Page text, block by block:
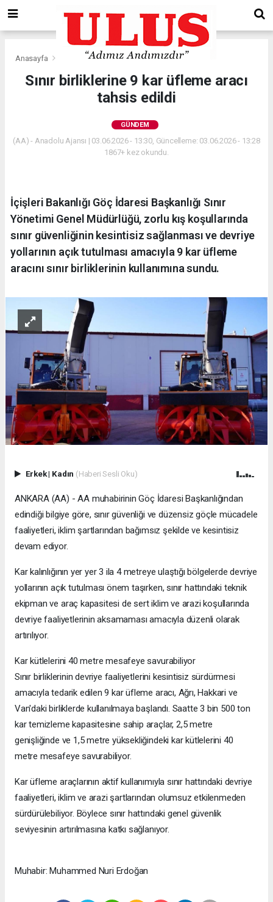
Anasayfa Gündem
Sınır birliklerine 9 kar üfleme aracı
tahsis edildi
GÜNDEM
(AA) - Anadolu Ajansı | 03.06.2026 - 13:30, Güncelleme: 03.06.2026 - 13:28
1867+ kez okundu.
İçişleri Bakanlığı Göç İdaresi Başkanlığı Sınır
Yönetimi Genel Müdürlüğü, zorlu kış koşullarında
sınır güvenliğinin kesintisiz sağlanması ve devriye
yollarının açık tutulması amacıyla 9 kar üfleme
aracını sınır birliklerinin kullanımına sundu.
Erkek| Kadın (Haberi Sesli Oku)
ANKARA (AA) - AA muhabirinin Göç İdaresi Başkanlığından
edindiği bilgiye göre, sınır güvenliği ve düzensiz göçle mücadele
faaliyetleri, iklim şartlarından bağımsız şekilde ve kesintisiz
devam ediyor.
Kar kalınlığının yer yer 3 ila 4 metreye ulaştığı bölgelerde devriye
yollarının açık tutulması önem taşırken, sınır hattındaki teknik
ekipman ve araç kapasitesi de sert iklim ve arazi koşullarında
devriye faaliyetlerinin aksamaması amacıyla düzenli olarak
artırılıyor.
Kar kütlelerini 40 metre mesafeye savurabiliyor
Sınır birliklerinin devriye faaliyetlerini kesintisiz sürdürmesi
amacıyla tedarik edilen 9 kar üfleme aracı, Ağrı, Hakkari ve
Van'daki birliklerde kullanılmaya başlandı. Saatte 3 bin 500 ton
kar temizleme kapasitesine sahip araçlar, 2,5 metre
genişliğinde ve 1,5 metre yüksekliğindeki kar kütlelerini 40
metre mesafeye savurabiliyor.
Kar üfleme araçlarının aktif kullanımıyla sınır hattındaki devriye
faaliyetleri, iklim ve arazi şartlarından olumsuz etkilenmeden
sürdürülebiliyor. Böylece sınır hattındaki genel güvenlik
seviyesinin artırılmasına katkı sağlanıyor.
Muhabir: Muhammed Nuri Erdoğan